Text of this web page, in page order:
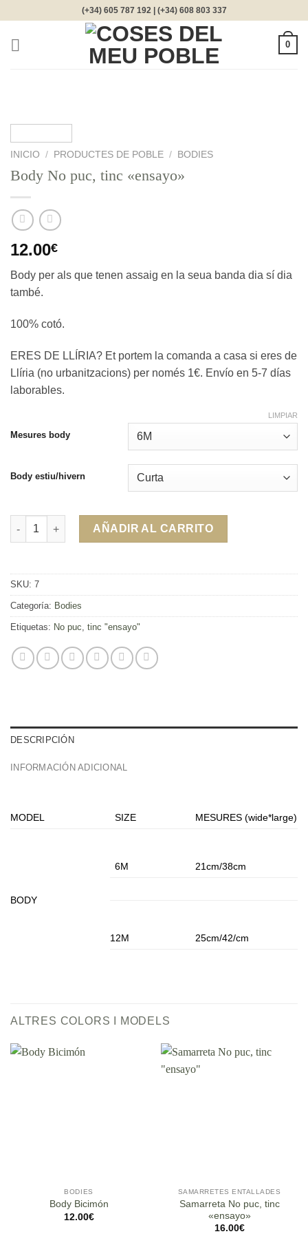
contenido
(+34) 605 787 192 | (+34) 608 803 337
0
INICIO / PRODUCTES DE POBLE / BODIES
Body No puc, tinc «ensayo»
12.00€
Body per als que tenen assaig en la seua banda dia sí dia
també.
100% cotó.
ERES DE LLÍRIA? Et portem la comanda a casa si eres de
Llíria (no urbanitzacions) per només 1€. Envío en 5-7 días
laborables.
Mesures body
Body estiu/hivern
LIMPIAR
Body No puc, tinc "ensayo" cantidad
AÑADIR AL CARRITO
SKU: 7
Categoría: Bodies
Etiquetas: No puc tinc "ensayo"
DESCRIPCIÓN
INFORMACIÓN ADICIONAL
MODEL SIZE MESURES (wide*large)
BODY
6M 21cm/38cm
12M 25cm/42/cm
ALTRES COLORS I MODELS
BODIES
Body Bicimón
12.00€
SAMARRETES ENTALLADES
Samarreta No puc, tinc
«ensayo»
16.00€